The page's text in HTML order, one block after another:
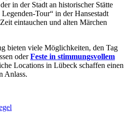
in der Stadt an historischer Stätte
Tour“ in der Hansestadt
eintauchen und alten Märchen
bieten viele Möglichkeiten, den Tag
oderFeste in stimmungsvollem
Locations in Lübeck schaffen einen
Anlass.